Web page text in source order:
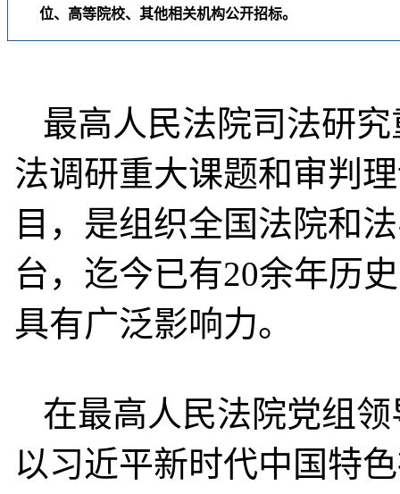
位、高等院校、其他相关机构公开招标。
最高人民法院司法研
法调研重大课题和审判
目，是组织全国法院和
台，迄今已有20余年历
具有广泛影响力。
在最高人民法院党组
以习近平新时代中国特